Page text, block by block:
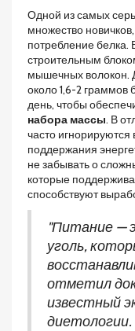
Одной из самых
множество
потребление белка.
строительным
мышечных волокон.
около 1,6-2 граммов
день, чтобы
набора массы. В
часто
поддержания
не забывать о
которые
способствуют
"Питание —
уголь,
отметил
известный
диетологии.